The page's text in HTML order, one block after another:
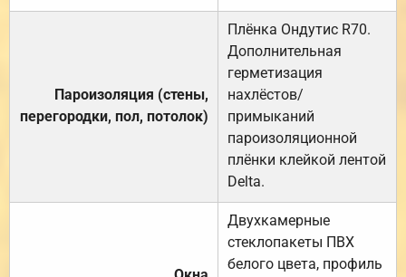
Пароизоляция (стены,
перегородки, пол, потолок)
Плёнка Ондутис R70.
Дополнительная
герметизация
нахлёстов/
примыканий
пароизоляционной
плёнки клейкой лентой
Delta.
Двухкамерные
стеклопакеты ПВХ
белого цвета, профиль